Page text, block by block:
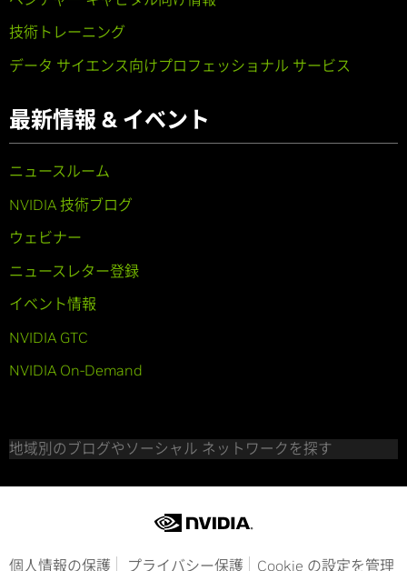
技術トレーニング
データ サイエンス向けプロフェッショナル サービス
最新情報 & イベント
ニュースルーム
NVIDIA 技術ブログ
ウェビナー
ニュースレター登録
イベント情報
NVIDIA GTC
NVIDIA On-Demand
地域別のブログやソーシャル ネットワークを探す
個人情報の保護 プライバシー保護 Cookie の設定を管理